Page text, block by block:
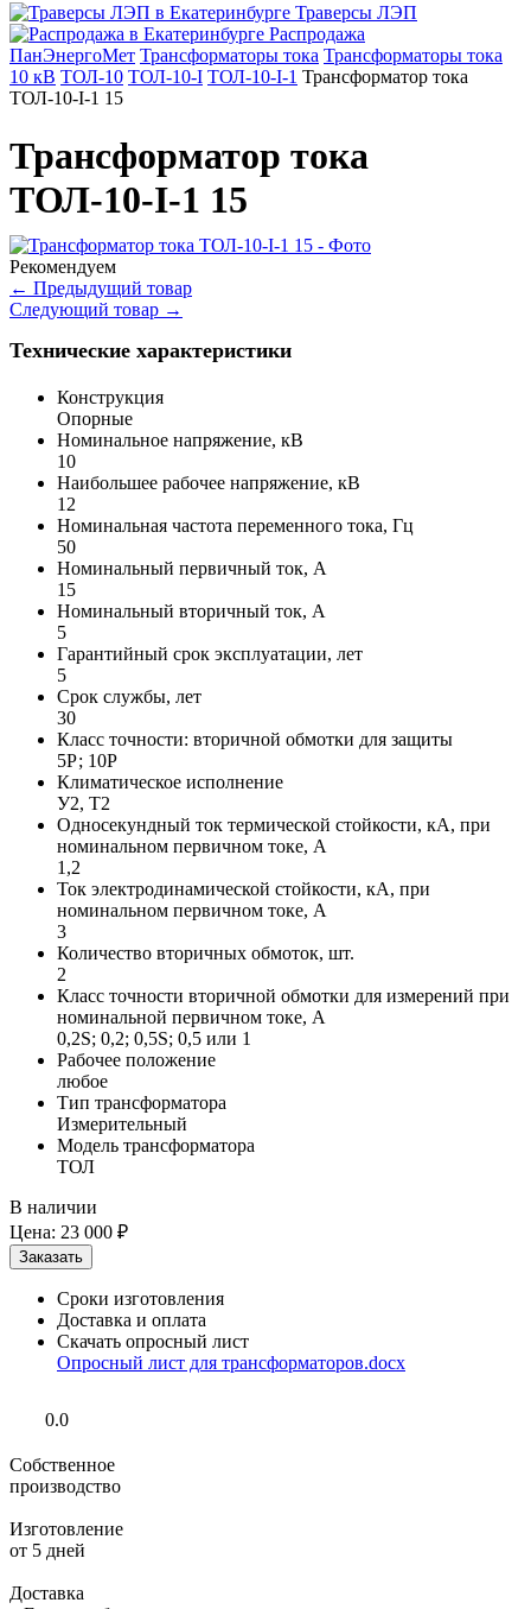
Траверсы ЛЭП
Распродажа
ПанЭнергоМет Трансформаторы тока Трансформаторы тока
10 кВ ТОЛ-10 ТОЛ-10-I ТОЛ-10-I-1 Трансформатор тока
ТОЛ-10-I-1 15
Трансформатор тока
ТОЛ-10-I-1 15
Рекомендуем
← Предыдущий товар
Следующий товар →
Технические характеристики
Конструкция
Опорные
Номинальное напряжение, кВ
10
Наибольшее рабочее напряжение, кВ
12
Номинальная частота переменного тока, Гц
50
Номинальный первичный ток, А
15
Номинальный вторичный ток, А
5
Гарантийный срок эксплуатации, лет
5
Срок службы, лет
30
Класс точности: вторичной обмотки для защиты
5Р; 10Р
Климатическое исполнение
У2, Т2
Односекундный ток термической стойкости, кА, при
номинальном первичном токе, А
1,2
Ток электродинамической стойкости, кА, при
номинальном первичном токе, А
3
Количество вторичных обмоток, шт.
2
Класс точности вторичной обмотки для измерений при
номинальной первичном токе, А
0,2S; 0,2; 0,5S; 0,5 или 1
Рабочее положение
любое
Тип трансформатора
Измерительный
Модель трансформатора
ТОЛ
В наличии
Цена: 23 000 ₽
Сроки изготовления
Доставка и оплата
Скачать опросный лист
Опросный лист для трансформаторов.docx
0.0
Собственное
производство
Изготовление
от 5 дней
Доставка